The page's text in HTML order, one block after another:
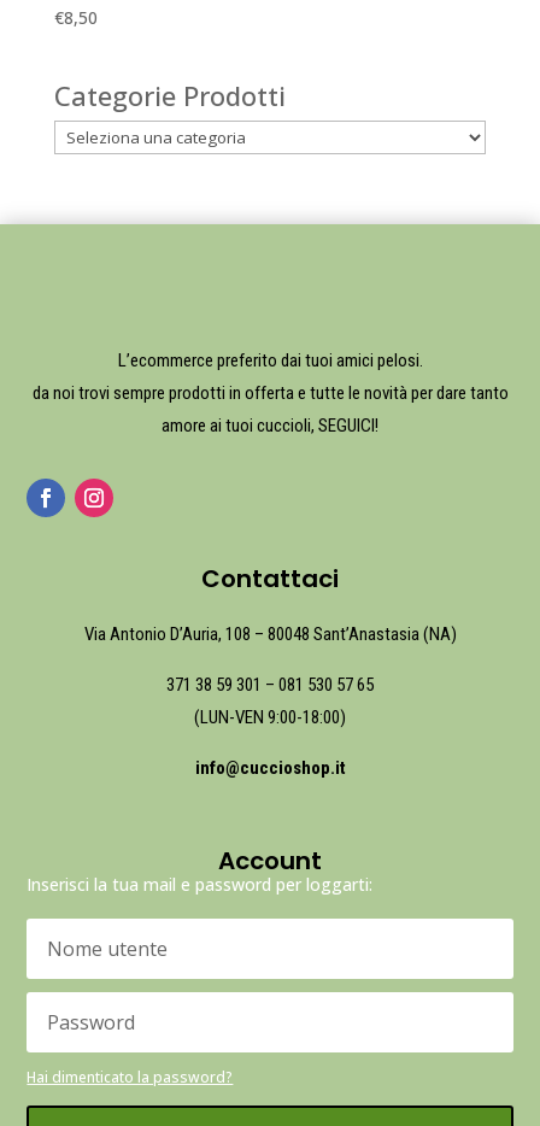
€8,50
Categorie Prodotti
L’ecommerce preferito dai tuoi amici pelosi.
da noi trovi sempre prodotti in offerta e tutte le novità per dare tanto
amore ai tuoi cuccioli, SEGUICI!
Contattaci
Via Antonio D’Auria, 108 – 80048 Sant’Anastasia (NA)
371 38 59 301 – 081 530 57 65
(LUN-VEN 9:00-18:00)
info@cuccioshop.it
Account
Inserisci la tua mail e password per loggarti:
Hai dimenticato la password?